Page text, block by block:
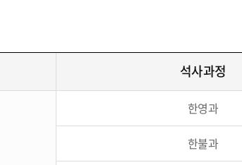
석사과정
한영과
한불과